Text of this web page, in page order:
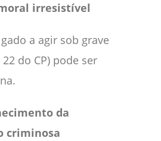
irresistível
a agir sob grave
do CP) pode ser
da
criminosa